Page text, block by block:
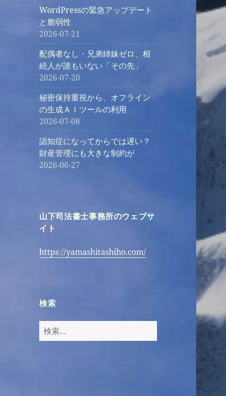
WordPressの緊急アップデート
と脆弱性
2026-07-21
配偶者なし・兄弟姉妹ゼロ、相
続人が誰もいない「その先」
2026-07-20
秘密保持重視から、オフライン
の生成ＡＩツールの利用
2026-07-08
認知症になってからでは遅い？
財産管理にも大きな制約が
2026-06-27
山下司法書士事務所のウェブサ
イト
https://yamashitashiho.com/
検索
検
索: